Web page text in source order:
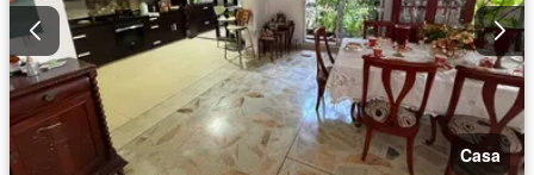
Casa